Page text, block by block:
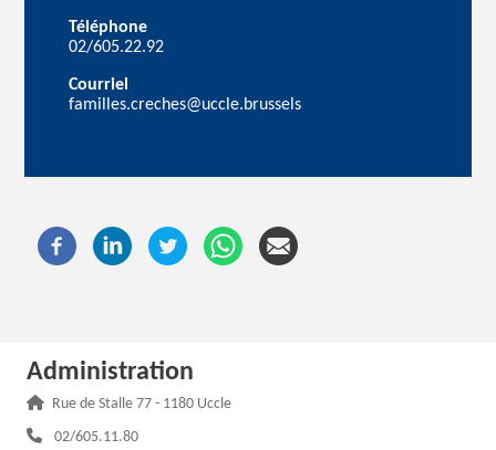
Téléphone
02/605.22.92
Courriel
familles.creches@uccle.brussels
Administration
Adresse :
Rue de Stalle 77 - 1180 Uccle
Téléphone :
02/605.11.80